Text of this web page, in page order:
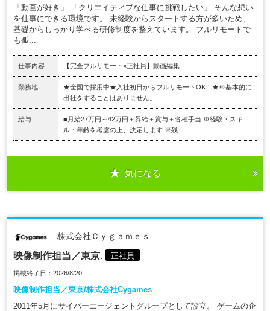
「動画が好き」 「クリエイティブな仕事に挑戦したい」 そんな想い
を仕事にできる環境です。 未経験からスタートする方が多いため、
基礎からしっかり学べる研修制度を整えています。 フルリモートで
も孤...
仕事内容 【完全フルリモート×正社員】動画編集
勤務地
★全国で採用中★入社初日からフルリモートOK！★※基本的に
出社をすることはありません。
給与
■月給27万円～42万円＋昇給＋賞与＋各種手当 ※経験・スキ
ル・年齢を考慮の上、決定します ※残...
気になる
株式会社Ｃｙｇａｍｅｓ
映像制作担当／東京. 正社員
掲載終了日：2026/8/20
映像制作担当／東京/株式会社Cygames
2011年5月にサイバーエージェントグループとして設立。 ゲームの企